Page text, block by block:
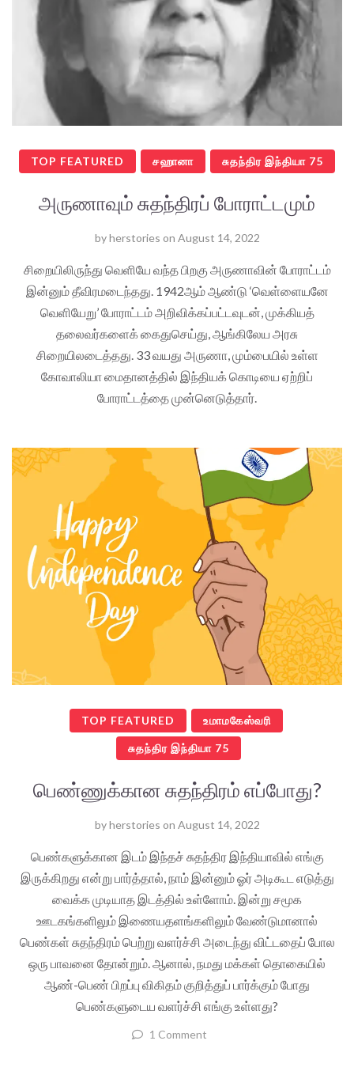
TOP FEATURED சஹானா சுதந்திர இந்தியா 75
அருணாவும் சுதந்திரப் போராட்டமும்
byherstories on August 14, 2022
சிறையிலிருந்து வெளியே வந்த பிறகு அருணாவின் போராட்டம்
இன்னும் தீவிரமடைந்தது. 1942ஆம் ஆண்டு ‘வெள்ளையனே
வெளியேறு’ போராட்டம் அறிவிக்கப்பட்டவுடன், முக்கியத்
தலைவர்களைக் கைதுசெய்து, ஆங்கிலேய அரசு
சிறையிலடைத்தது. 33 வயது அருணா, மும்பையில் உள்ள
கோவாலியா மைதானத்தில் இந்தியக் கொடியை ஏற்றிப்
போராட்டத்தை முன்னெடுத்தார்.
TOP FEATURED உமாமகேஸ்வரி
சுதந்திர இந்தியா 75
பெண்ணுக்கான சுதந்திரம் எப்போது?
byherstories on August 14, 2022
பெண்களுக்கான இடம் இந்தச் சுதந்திர இந்தியாவில் எங்கு
இருக்கிறது என்று பார்த்தால், நாம் இன்னும் ஓர் அடிகூட எடுத்து
வைக்க முடியாத இடத்தில் உள்ளோம். இன்று சமூக
ஊடகங்களிலும் இணையதளங்களிலும் வேண்டுமானால்
பெண்கள் சுதந்திரம் பெற்று வளர்ச்சி அடைந்து விட்டதைப் போல
ஒரு பாவனை தோன்றும். ஆனால், நமது மக்கள் தொகையில்
ஆண்-பெண் பிறப்பு விகிதம் குறித்துப் பார்க்கும் போது
பெண்களுடைய வளர்ச்சி எங்கு உள்ளது?
1 Comment